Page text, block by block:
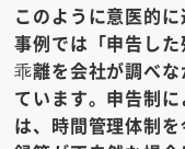
このように意医的
事例では「申告し
乖離を会社が調べ
ています。申告制
は、時間管理体制